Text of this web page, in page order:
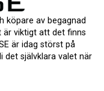
köpare av begagnad
är viktigt att det finns
är idag störst på
det självklara valet när